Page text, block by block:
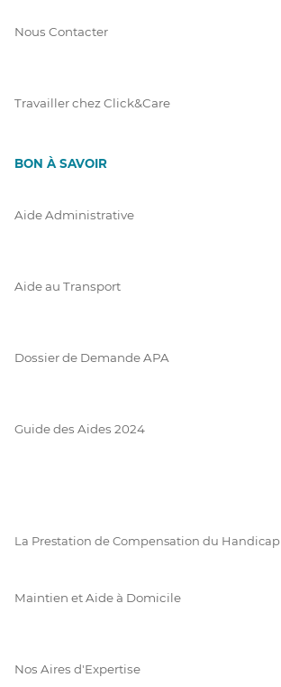
Nous Contacter
Travailler chez Click&Care
BON À SAVOIR
Aide Administrative
Aide au Transport
Dossier de Demande APA
Guide des Aides 2024
La Prestation de Compensation du Handicap
Maintien et Aide à Domicile
Nos Aires d'Expertise